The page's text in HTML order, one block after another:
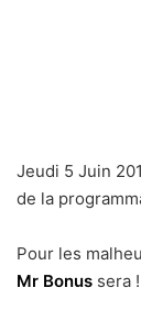
Jeudi 5 Juin
de la
Pour les
Mr Bonus sera !